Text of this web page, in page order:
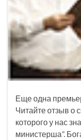
Еще одна
Читайте отзыв о
которого у нас
министерша”.